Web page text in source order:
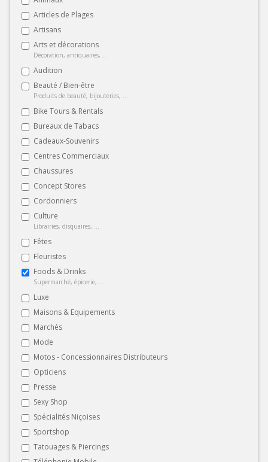
Articles de Plages
Artisans
Arts et décorations
Décoration, antiquaires, ...
Audition
Beauté / Bien-être
Produits de beauté, bijouteries, ...
Bike Tours & Rentals
Bureaux de Tabacs
Cadeaux-Souvenirs
Centres Commerciaux
Chaussures
Concept Stores
Cordonniers
Culture
Librairies, disquaires, ...
Fêtes
Fleuristes
Foods & Drinks
Supermarché, épicerie, ...
Luxe
Maisons & Equipements
Marchés
Mode
Motos - Concessionnaires Distributeurs
Opticiens
Presse
Sexy Shop
Spécialités Niçoises
Sportshop
Tatouages & Piercings